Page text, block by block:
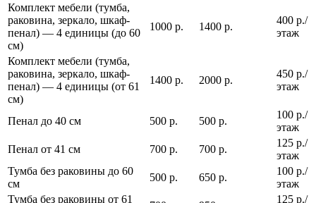
Комплект мебели (тумба,
раковина, зеркало, шкаф-
пенал) — 4 единицы (до 60
см)
1000 р. 1400 р.
400 р./
этаж
Комплект мебели (тумба,
раковина, зеркало, шкаф-
пенал) — 4 единицы (от 61
см)
1400 р. 2000 р.
450 р./
этаж
Пенал до 40 см 500 р. 500 р.
100 р./
этаж
Пенал от 41 см
700 р. 700 р.
125 р./
этаж
Тумба без раковины до 60
см
500 р. 650 р.
100 р./
этаж
Тумба без раковины от 61
125 р./